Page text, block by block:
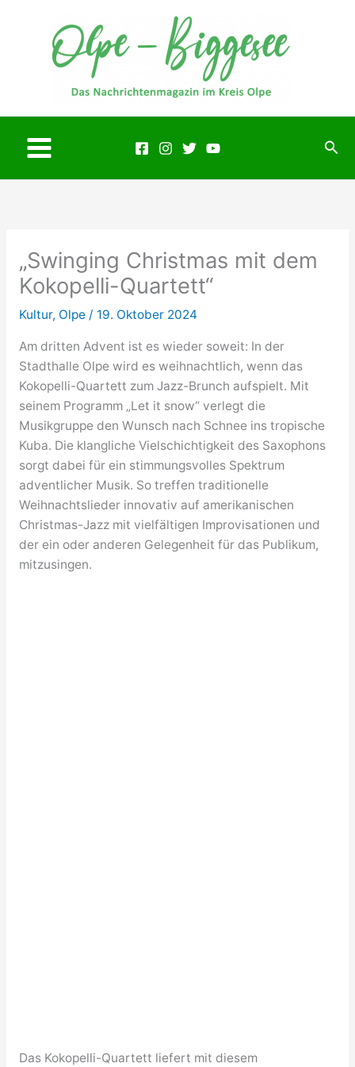
Main
„Swinging Christmas mit dem
Kokopelli-Quartett“
Kultur, Olpe/ 19. Oktober 2024
Am dritten Advent ist es wieder soweit: In der
Stadthalle Olpe wird es weihnachtlich, wenn das
Kokopelli-Quartett zum Jazz-Brunch aufspielt. Mit
seinem Programm „Let it snow“ verlegt die
Musikgruppe den Wunsch nach Schnee ins tropische
Kuba. Die klangliche Vielschichtigkeit des Saxophons
sorgt dabei für ein stimmungsvolles Spektrum
adventlicher Musik. So treffen traditionelle
Weihnachtslieder innovativ auf amerikanischen
Christmas-Jazz mit vielfältigen Improvisationen und
der ein oder anderen Gelegenheit für das Publikum,
mitzusingen.
Das Kokopelli-Quartett liefert mit diesem